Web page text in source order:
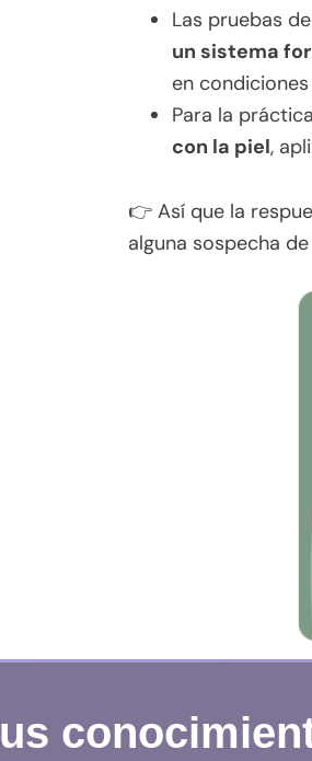
Las pruebas
un sistema
en
Para la
con la piel,
👉 Así que la
alguna sospecha